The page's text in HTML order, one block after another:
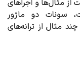
از مثال‌ها و اجراهای
شماره‌ی ۴۱ موتسارت، سونات دو ماژور
مثال از ترانه‌های